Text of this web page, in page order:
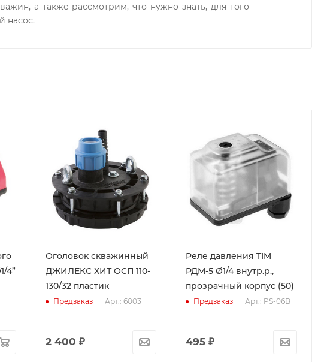
а также рассмотрим, что нужно знать, для того
насос.
4”
Оголовок скважинный
ДЖИЛЕКС ХИТ ОСП 110-
130/32 пластик
Предзаказ Арт.: 6003
2 400 ₽
Реле давления TIM
РДМ-5 Ø1/4 внутр.р.,
прозрачный корпус (50)
Предзаказ Арт.: PS-06B
495 ₽